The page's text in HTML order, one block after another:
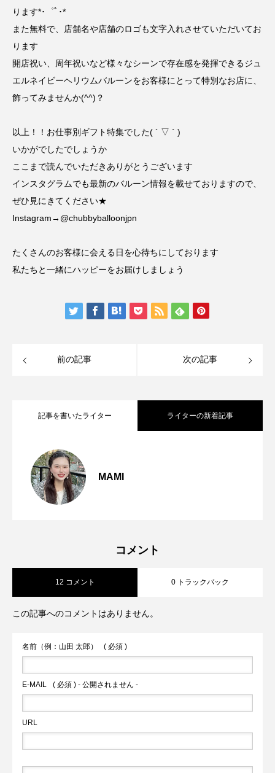
ります*･゜ﾟ･*
また無料で、店舗名や店舗のロゴも文字入れさせていただいてお
ります︎
開店祝い、周年祝いなど様々なシーンで存在感を発揮できるジュ
エルネイビーヘリウムバルーンをお客様にとって特別なお店に、
飾ってみませんか(^^)？
以上！！お仕事別ギフト特集でした( ´ ▽ ` )
いかがでしたでしょうか
ここまで読んでいただきありがとうございます
インスタグラムでも最新のバルーン情報を載せておりますので、
ぜひ見にきてください★
Instagram→@chubbyballoonjpn
たくさんのお客様に会える日を心待ちにしております
私たちと一緒にハッピーをお届けしましょう
前の記事 次の記事
記事を書いたライター ライターの新着記事
MAMI
2022.11.01
2022.09.18
コメント
12 コメント 0 トラックバック
この記事へのコメントはありません。
名前（例：山田 太郎） ( 必須 )
E-MAIL ( 必須 ) - 公開されません -
URL